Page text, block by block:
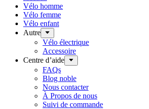
Vélo homme
Vélo femme
Vélo enfant
Autre
Vélo électrique
Accessoire
Centre d’aide
FAQs
Blog noble
Nous contacter
À Propos de nous
Suivi de commande